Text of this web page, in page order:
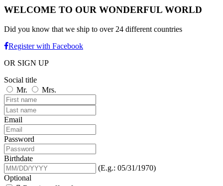
WELCOME TO OUR WONDERFUL WORLD
Did you know that we ship to over 24 different countries
Register with Facebook
OR SIGN UP
Social title
Mr.
Mrs.
Email
Password
Birthdate
(E.g.: 05/31/1970)
Optional